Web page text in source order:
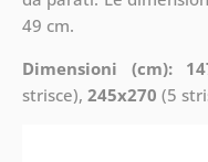
49 cm.
Dimensioni (cm):
strisce), 245x270 (5